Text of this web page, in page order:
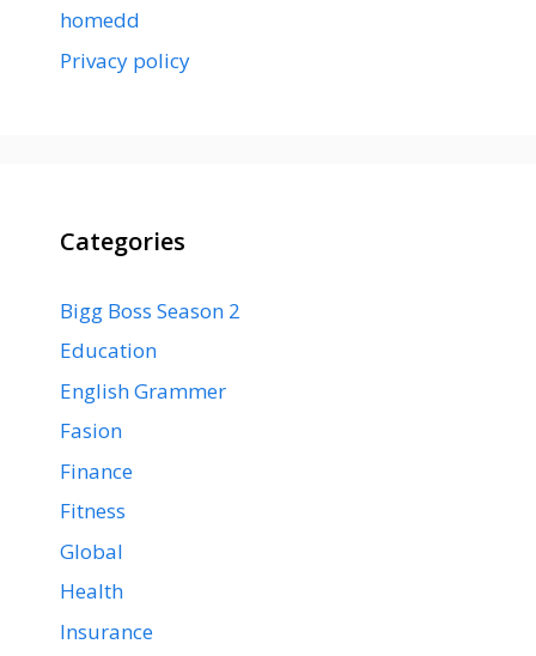
homedd
Privacy policy
Categories
Bigg Boss Season 2
Education
English Grammer
Fasion
Finance
Fitness
Global
Health
Insurance